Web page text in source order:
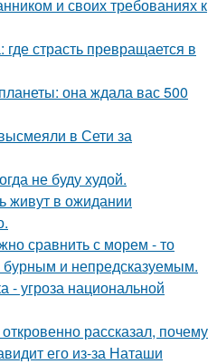
и своих требованиях к
страсть превращается в
она ждала вас 500
в Сети за
не буду худой.
живут в ожидании
сравнить с морем - то
и непредсказуемым.
- угроза национальной
рассказал, почему
его из-за Наташи